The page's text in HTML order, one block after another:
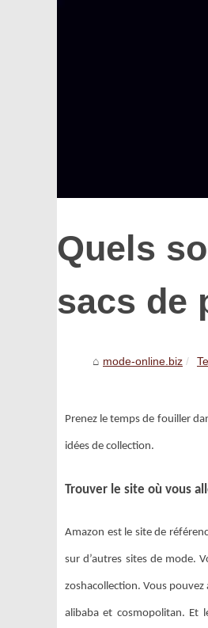
Quels
sacs de
mode-online.biz
Prenez le temps de fouiller
idées de collection.
Trouver le site où vous
Amazon est le site de
sur d’autres sites de mode.
zoshacollection. Vous
alibaba et cosmopolitan. Et